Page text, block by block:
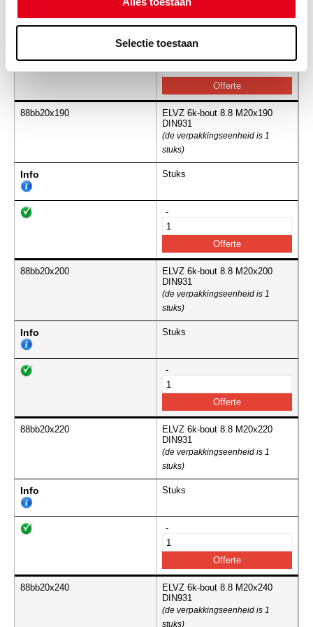
Selectie toestaan
Info Stuks
88bb20x190
ELVZ 6k-bout 8.8 M20x190
DIN931
(de verpakkingseenheid is 1
stuks)
Info Stuks
-
88bb20x200
ELVZ 6k-bout 8.8 M20x200
DIN931
(de verpakkingseenheid is 1
stuks)
Info Stuks
-
88bb20x220
ELVZ 6k-bout 8.8 M20x220
DIN931
(de verpakkingseenheid is 1
stuks)
Info Stuks
-
88bb20x240
ELVZ 6k-bout 8.8 M20x240
DIN931
(de verpakkingseenheid is 1
stuks)